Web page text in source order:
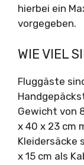
hierbei ein
vorgegeben.
WIE VIEL
Fluggäste
Gewicht von
x 40 x 23 cm
Kleidersäcke
x 15 cm als